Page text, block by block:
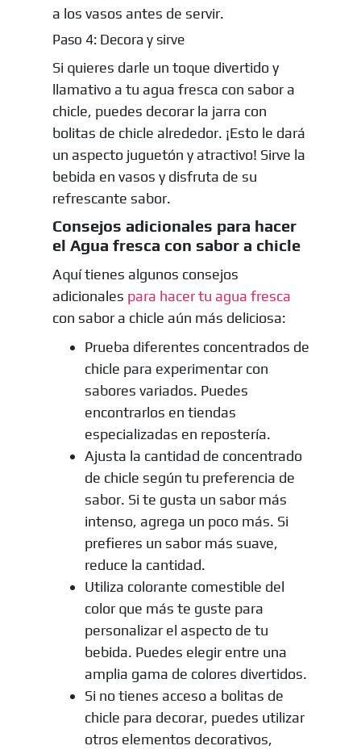
a los vasos antes de servir.
Paso 4: Decora y sirve
Si quieres darle un toque divertido y
llamativo a tu agua fresca con sabor a
chicle, puedes decorar la jarra con
bolitas de chicle alrededor. ¡Esto le dará
un aspecto juguetón y atractivo! Sirve la
bebida en vasos y disfruta de su
refrescante sabor.
Consejos adicionales para hacer
el Agua fresca con sabor a chicle
Aquí tienes algunos consejos
adicionales para hacer tu agua fresca
con sabor a chicle aún más deliciosa:
Prueba diferentes concentrados de
chicle para experimentar con
sabores variados. Puedes
encontrarlos en tiendas
especializadas en repostería.
Ajusta la cantidad de concentrado
de chicle según tu preferencia de
sabor. Si te gusta un sabor más
intenso, agrega un poco más. Si
prefieres un sabor más suave,
reduce la cantidad.
Utiliza colorante comestible del
color que más te guste para
personalizar el aspecto de tu
bebida. Puedes elegir entre una
amplia gama de colores divertidos.
Si no tienes acceso a bolitas de
chicle para decorar, puedes utilizar
otros elementos decorativos,